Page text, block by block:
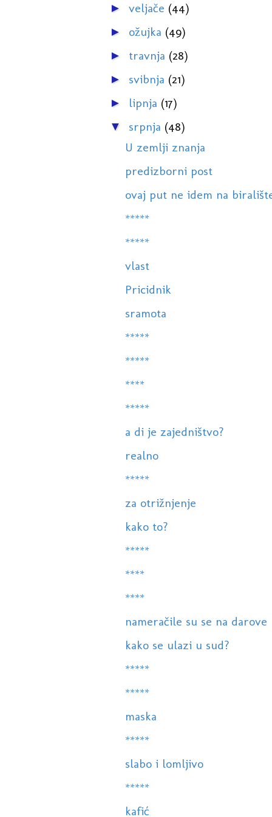
► veljače (44)
► ožujka (49)
► travnja (28)
► svibnja (21)
► lipnja (17)
▼ srpnja (48)
U zemlji znanja
predizborni post
ovaj put ne idem na
*****
*****
vlast
Pricidnik
sramota
*****
*****
****
*****
a di je zajedništvo?
realno
*****
za otrižnjenje
kako to?
*****
****
****
nameračile su se na darove
kako se ulazi u sud?
*****
*****
maska
*****
slabo i lomljivo
*****
kafić